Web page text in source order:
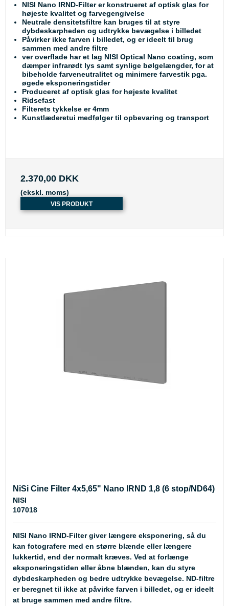
NISI Nano IRND-Filter er konstrueret af optisk glas for
højeste kvalitet og farvegengivelse
Neutrale densitetsfiltre kan bruges til at styre
dybdeskarpheden og udtrykke bevægelse i billedet
Påvirker ikke farven i billedet, og er ideelt til brug
sammen med andre filtre
ver overflade har et lag NISI Optical Nano coating, som
dæmper infrarødt lys samt synlige bølgelængder, for at
bibeholde farveneutralitet og minimere farvestik pga.
øgede eksponeringstider
Produceret af optisk glas for højeste kvalitet
Ridsefast
Filterets tykkelse er 4mm
Kunstlæderetui medfølger til opbevaring og transport
2.370,00 DKK
(ekskl. moms)
VIS PRODUKT
NiSi Cine Filter 4x5,65" Nano IRND 1,8 (6 stop/ND64)
NISI
107018
NISI Nano IRND-Filter giver længere eksponering, så du
kan fotografere med en større blænde eller længere
lukkertid, end der normalt kræves. Ved at forlænge
eksponeringstiden eller åbne blænden, kan du styre
dybdeskarpheden og bedre udtrykke bevægelse. ND-filtre
er beregnet til ikke at påvirke farven i billedet, og er ideelt
at bruge sammen med andre filtre.